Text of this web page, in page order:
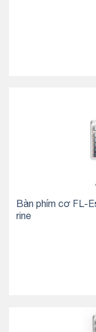
Bàn phím cơ FL-
rine